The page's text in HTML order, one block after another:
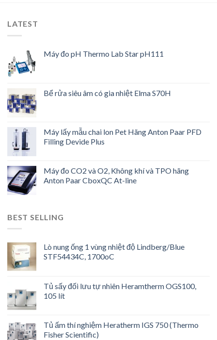
LATEST
Máy đo pH Thermo Lab Star pH111
Bể rửa siêu âm có gia nhiệt Elma S70H
Máy lấy mẫu chai lon Pet Hãng Anton Paar PFD
Filling Devide Plus
Máy đo CO2 và O2, Không khí và TPO hãng
Anton Paar CboxQC At-line
BEST SELLING
Lò nung ống 1 vùng nhiệt độ Lindberg/Blue
STF54434C, 1700oC
Tủ sấy đối lưu tự nhiên Heramtherm OGS100,
105 lít
Tủ ấm thí nghiệm Heratherm IGS 750 (Thermo
Fisher Scientific)